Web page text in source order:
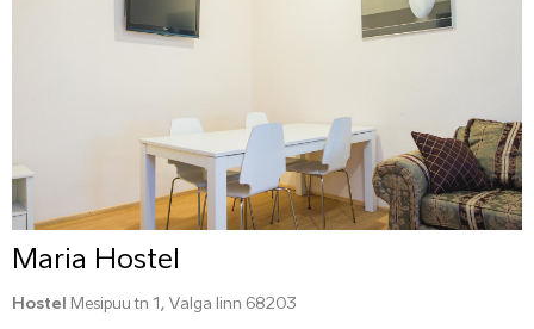
Maria Hostel
Hostel Mesipuu tn 1, Valga linn 68203